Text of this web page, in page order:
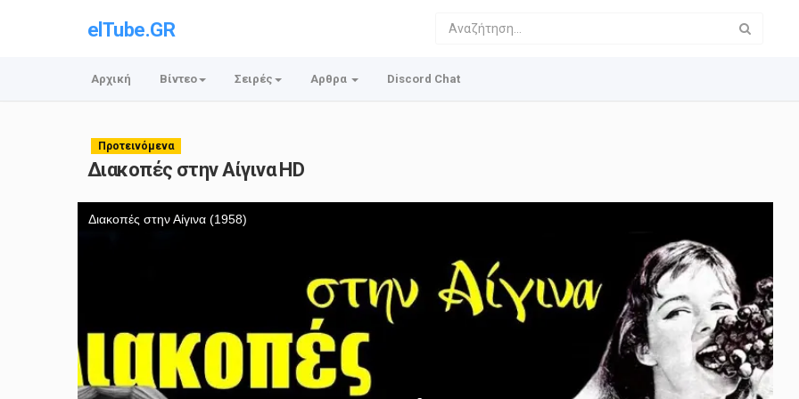
elTube.GR
Αρχική Βίντεο Σειρές Αρθρα Discord Chat
Προτεινόμενα
Διακοπές στην Αίγινα HD